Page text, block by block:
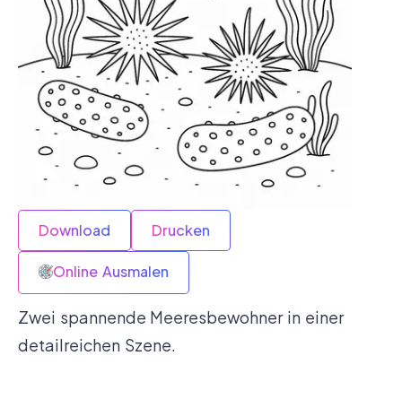
Download Drucken
Online Ausmalen
Zwei spannende Meeresbewohner in einer
detailreichen Szene.